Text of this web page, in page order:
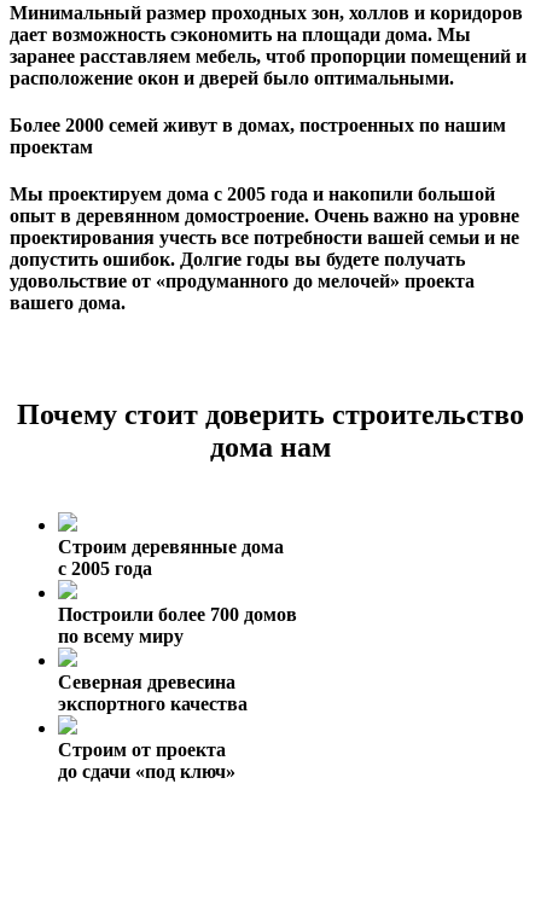
Минимальный размер проходных зон, холлов и коридоров
дает возможность сэкономить на площади дома. Мы
заранее расставляем мебель, чтоб пропорции помещений и
расположение окон и дверей было оптимальными.
Более 2000 семей живут в домах, построенных по нашим
проектам
Мы проектируем дома с 2005 года и накопили большой
опыт в деревянном домостроение. Очень важно на уровне
проектирования учесть все потребности вашей семьи и не
допустить ошибок. Долгие годы вы будете получать
удовольствие от «продуманного до мелочей» проекта
вашего дома.
Почему стоит доверить строительство
дома нам
Строим деревянные дома
с 2005 года
Построили более 700 домов
по всему миру
Северная древесина
экспортного качества
Строим от проекта
до сдачи «под ключ»